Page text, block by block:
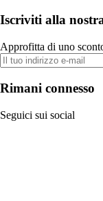
Iscriviti alla
Approfitta di uno
Rimani connesso
Seguici sui social